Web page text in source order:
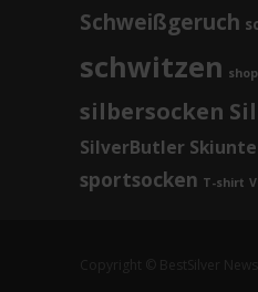
Schweißgeruch
schwitzen
silbersocken
SilverButler
sportsocken T-shirt